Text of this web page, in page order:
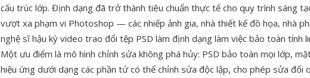
cấu trúc lớp. Định dạng đã trở thành tiêu chuẩn thực tế cho quy trình sáng
vượt xa phạm vi Photoshop — các nhiếp ảnh gia, nhà thiết kế đồ họa, nhà
nghệ sĩ hậu kỳ video trao đổi tệp PSD làm định dạng làm việc bảo toàn tính
Một ưu điểm là mô hình chỉnh sửa không phá hủy: PSD bảo toàn mọi lớp,
hiệu ứng dưới dạng các phần tử có thể chỉnh sửa độc lập, cho phép sửa đổi